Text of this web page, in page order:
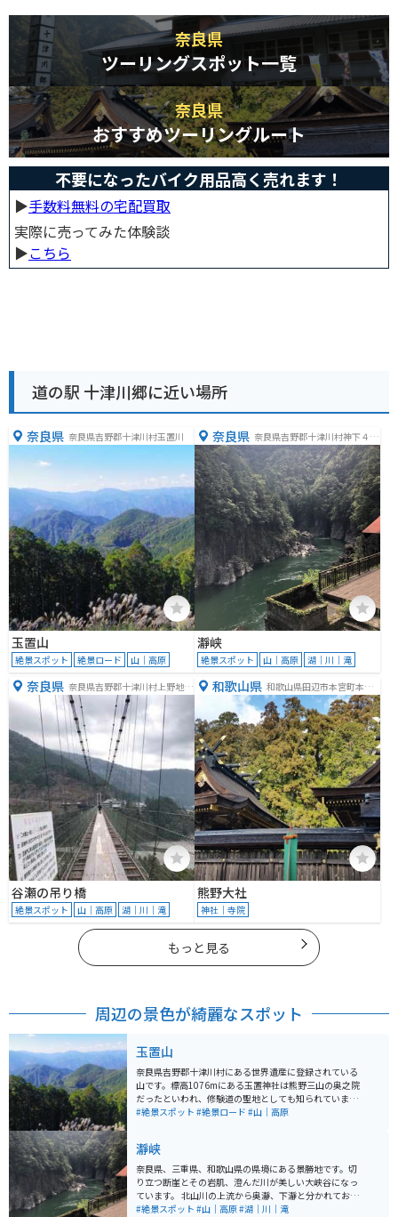
奈良県
ツーリングスポット一覧
奈良県
おすすめツーリングルート
不要になったバイク用品高く売れます！
▶︎手数料無料の宅配買取
実際に売ってみた体験談
▶︎こちら
道の駅 十津川郷に近い場所
奈良県 奈良県吉野郡十津川村玉置川
玉置山
絶景スポット 絶景ロード 山｜高原
奈良県 奈良県吉野郡十津川村神下４０
瀞峡
絶景スポット 山｜高原 湖｜川｜滝
奈良県 奈良県吉野郡十津川村上野地６
５−２
谷瀬の吊り橋
絶景スポット 山｜高原 湖｜川｜滝
和歌山県 和歌山県田辺市本宮町本宮
１１１０
熊野大社
神社｜寺院
もっと見る
周辺の景色が綺麗なスポット
玉置山
奈良県吉野郡十津川村にある世界遺産に登録されている
山です。標高1076mにある玉置神社は熊野三山の奥之院
だったといわれ、修験道の聖地としても知られていま
す。樹齢3000年といわれる御神木があり、異世界かのよ
約20分 ・玉置山駐車場 ~ 玉置神社：上り約20分、下り
約15分 ・山頂 ~ 玉置神社：上り約20分、下り約10分 駐
車場 - 山頂 - 神社 - 駐車場のように上りと下りで経由地を
変えることも可能です。
#絶景スポット #絶景ロード #山｜高原
瀞峡
奈良県、三重県、和歌山県の県境にある景勝地です。切
り立つ断崖とその岩肌、澄んだ川が美しい大峡谷になっ
ています。 北山川の上流から奥瀞、下瀞と分かれてお
り、瀞八丁(どろはっちょう)とも呼ばれています。天気
#絶景スポット #山｜高原#湖｜川｜滝